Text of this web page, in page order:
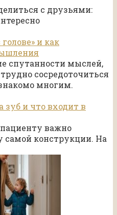
с друзьями:
и как
спутанности мыслей,
сосредоточиться
многим.
зуб и что входит в
важно
самой конструкции. На